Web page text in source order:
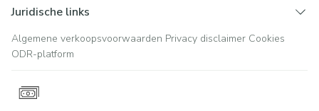
Juridische links
Algemene verkoopsvoorwaarden Privacy disclaimer Cookies
ODR-platform